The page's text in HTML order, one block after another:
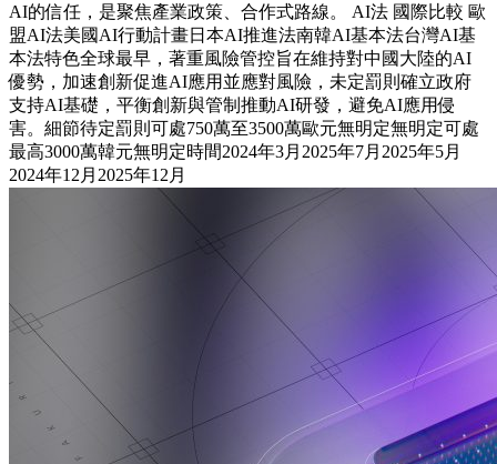
AI的信任，是聚焦產業政策、合作式路線。 AI法 國際比較 歐
盟AI法美國AI行動計畫日本AI推進法南韓AI基本法台灣AI基
本法特色全球最早，著重風險管控旨在維持對中國大陸的AI
優勢，加速創新促進AI應用並應對風險，未定罰則確立政府
支持AI基礎，平衡創新與管制推動AI研發，避免AI應用侵
害。細節待定罰則可處750萬至3500萬歐元無明定無明定可處
最高3000萬韓元無明定時間2024年3月2025年7月2025年5月
2024年12月2025年12月